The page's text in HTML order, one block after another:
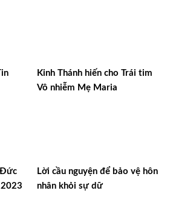
Kinh Thánh hiến cho Trái tim
Vô nhiễm Mẹ Maria
Đức
Lời cầu nguyện để bảo vệ hôn
nhân khỏi sự dữ